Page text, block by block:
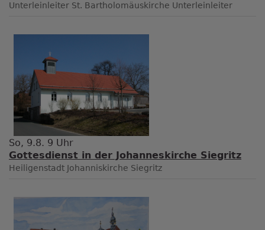
Unterleinleiter St. Bartholomäuskirche Unterleinleiter
So, 9.8. 9 Uhr
Gottesdienst in der Johanneskirche Siegritz
Heiligenstadt Johanniskirche Siegritz